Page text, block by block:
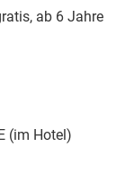
ab 6 Jahre
(im Hotel)